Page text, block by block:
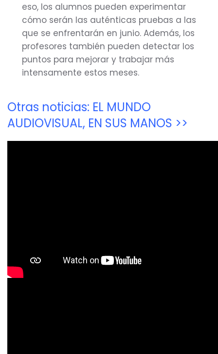
eso, los alumnos pueden experimentar
cómo serán las auténticas pruebas a las
que se enfrentarán en junio. Además, los
profesores también pueden detectar los
puntos para mejorar y trabajar más
intensamente estos meses.
Otras noticias: EL MUNDO
AUDIOVISUAL, EN SUS MANOS >>